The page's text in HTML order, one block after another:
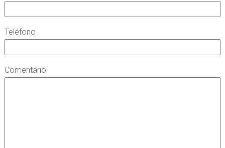
Teléfono
Comentario